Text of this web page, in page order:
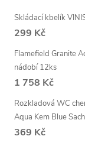
Skládací kbelík
299 Kč
Flamefield Granite
nádobí 12ks
1 758 Kč
Rozkladová WC
Aqua Kem Blue
369 Kč